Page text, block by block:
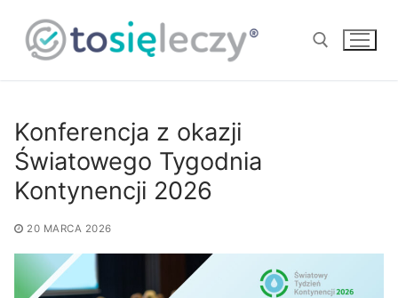
treści
Konferencja z okazji
Światowego Tygodnia
Kontynencji 2026
20 MARCA 2026